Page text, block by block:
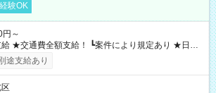
験OK
円～
り ★日払
定あり） ┗働いたその日に現金GET♪ お仕事後はコ
日払い分を引き落とせます！ 【試用期間】試
途支給あり